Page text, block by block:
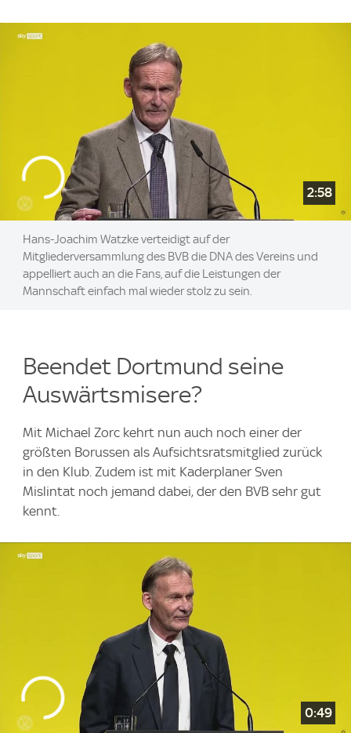
2:58
Hans-Joachim Watzke verteidigt auf der
Mitgliederversammlung des BVB die DNA des Vereins und
appelliert auch an die Fans, auf die Leistungen der
Mannschaft einfach mal wieder stolz zu sein.
Beendet Dortmund seine
Auswärtsmisere?
Mit Michael Zorc kehrt nun auch noch einer der
größten Borussen als Aufsichtsratsmitglied zurück
in den Klub. Zudem ist mit Kaderplaner Sven
Mislintat noch jemand dabei, der den BVB sehr gut
kennt.
0:49